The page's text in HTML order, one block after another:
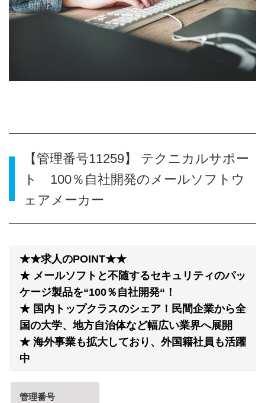
【管理番号11259】 テクニカルサポー
ト 100％自社開発のメールソフトウ
ェアメーカー
★★求人のPOINT★★
★ メールソフトと不随するセキュリティのパッ
ケージ製品を“100％自社開発“！
★ 国内トップクラスのシェア！民間企業から全
国の大学、地方自治体など幅広い業界へ展開
★ 海外事業も拡大しており、外国籍社員も活躍
中
管理番号